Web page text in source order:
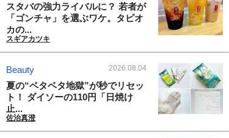
スタバの強力ライバルに？ 若者が
「ゴンチャ」を選ぶワケ。タピオ
カの...
スギアカツキ
Beauty 2026.08.04
夏の“ベタベタ地獄”が秒でリセッ
ト！ ダイソーの110円「日焼け
止...
佐治真澄